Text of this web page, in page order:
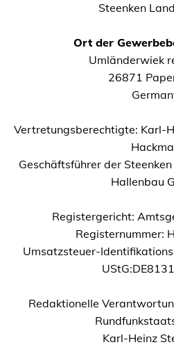
Steenken
Ort der
Umländerwiek
26871
Vertretungsberechtigte: Karl-
Geschäftsführer der
Hallenbau
Registergericht:
Registernummer:
Umsatzsteuer-
Redaktionelle
Karl-Heinz